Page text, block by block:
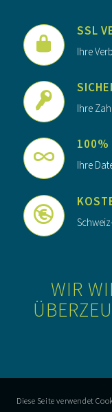
SSL
Ihre
Ihre
100%
Ihre
WIR
Diese Seite verwendet